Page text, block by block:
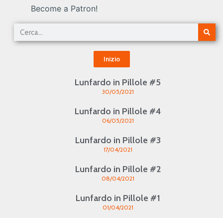
Become a Patron!
Inizio
Lunfardo in Pillole #5
30/05/2021
Lunfardo in Pillole #4
06/05/2021
Lunfardo in Pillole #3
17/04/2021
Lunfardo in Pillole #2
08/04/2021
Lunfardo in Pillole #1
01/04/2021